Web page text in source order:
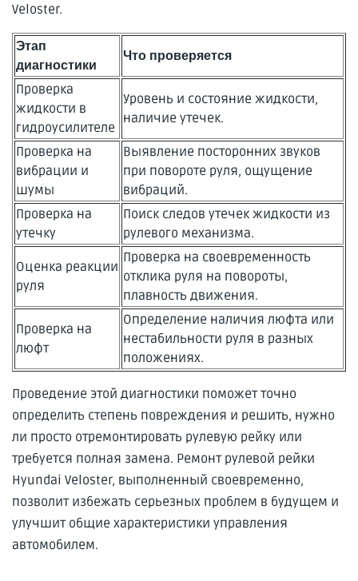
Veloster.
Этап
диагностики
Что проверяется
Проверка
жидкости в
гидроусилителе
Уровень и состояние жидкости,
наличие утечек.
Проверка на
вибрации и
шумы
Выявление посторонних звуков
при повороте руля, ощущение
вибраций.
Проверка на
утечку
Поиск следов утечек жидкости из
рулевого механизма.
Оценка реакции
руля
Проверка на своевременность
отклика руля на повороты,
плавность движения.
Проверка на
люфт
Определение наличия люфта или
нестабильности руля в разных
положениях.
Проведение этой диагностики поможет точно
определить степень повреждения и решить, нужно
ли просто отремонтировать рулевую рейку или
требуется полная замена. Ремонт рулевой рейки
Hyundai Veloster, выполненный своевременно,
позволит избежать серьезных проблем в будущем и
улучшит общие характеристики управления
автомобилем.